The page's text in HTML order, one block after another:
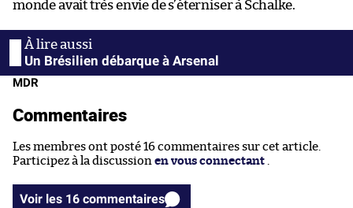
monde avait très envie de s’éterniser à Schalke.
Un Brésilien débarque à Arsenal
MDR
Commentaires
Les membres ont posté 16 commentaires sur cet article.
Participez à la discussion en vous connectant .
Voir les 16 commentaires